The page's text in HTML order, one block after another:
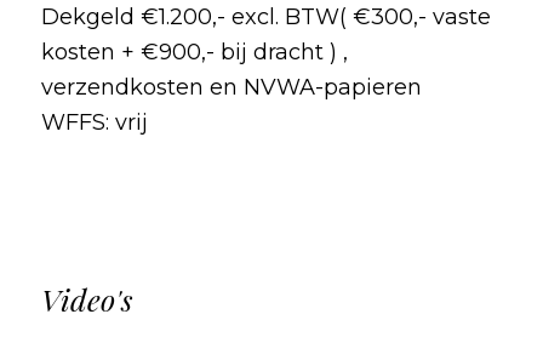
Dekgeld €1.200,- excl. BTW( €300,- vaste
kosten + €900,- bij dracht ) ,
verzendkosten en NVWA-papieren
WFFS: vrij
Video's